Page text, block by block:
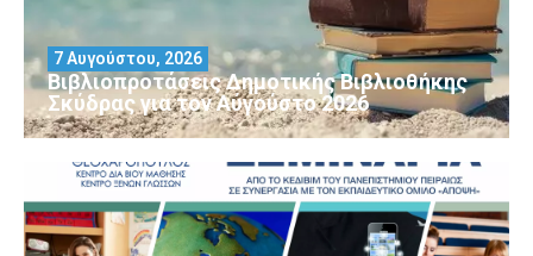
Βιβλιοπροτάσεις Δημοτικής Βιβλιοθήκης
Σκύδρας για τον Αύγούστο 2026
7 Αυγούστου, 2026